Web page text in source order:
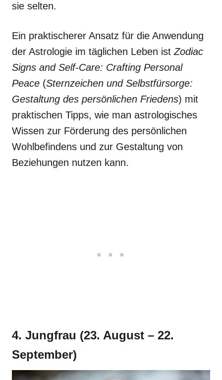
sie selten.
Ein praktischerer Ansatz für die Anwendung
der Astrologie im täglichen Leben ist Zodiac
Signs and Self-Care: Crafting Personal
Peace (Sternzeichen und Selbstfürsorge:
Gestaltung des persönlichen Friedens) mit
praktischen Tipps, wie man astrologisches
Wissen zur Förderung des persönlichen
Wohlbefindens und zur Gestaltung von
Beziehungen nutzen kann.
4. Jungfrau (23. August – 22.
September)